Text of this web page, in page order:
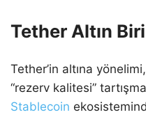
Tether Altın
Tether’in altına
“rezerv kalitesi”
Stablecoin